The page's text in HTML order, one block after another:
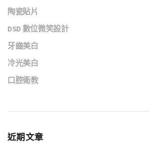
陶瓷貼片
DSD 數位微笑設計
牙齒美白
冷光美白
口腔衛教
近期文章